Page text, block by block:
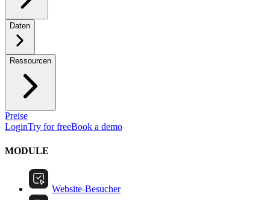
Daten
Ressourcen
Preise
LoginTry for freeBook a demo
MODULE
Website-Besucher